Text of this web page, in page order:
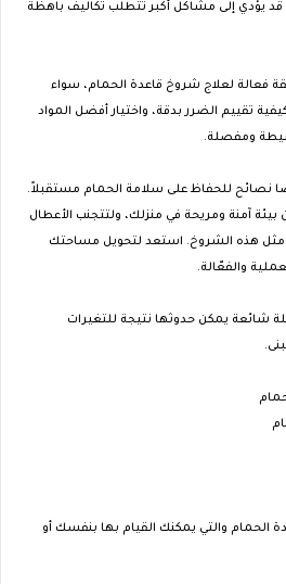
يؤدي إلى مشاكل أكبر تتطلب تكاليف باهظة
نقدم لك 20 طريقة فعالة لعلاج شروخ قاعدة الحمام، سواء
تقييم الضرر بدقة، واختيار أفضل المواد
ومفصلة.
للحفاظ على سلامة الحمام مستقبلاً.
آمنة ومريحة في منزلك، ولتتجنب الأعطال
مثل هذه الشروخ. استعد لتحويل مساحتك
والفعّالة.
شائعة يمكن حدوثها نتيجة للتغيرات
الحمام والتي يمكنك القيام بها بنفسك أو